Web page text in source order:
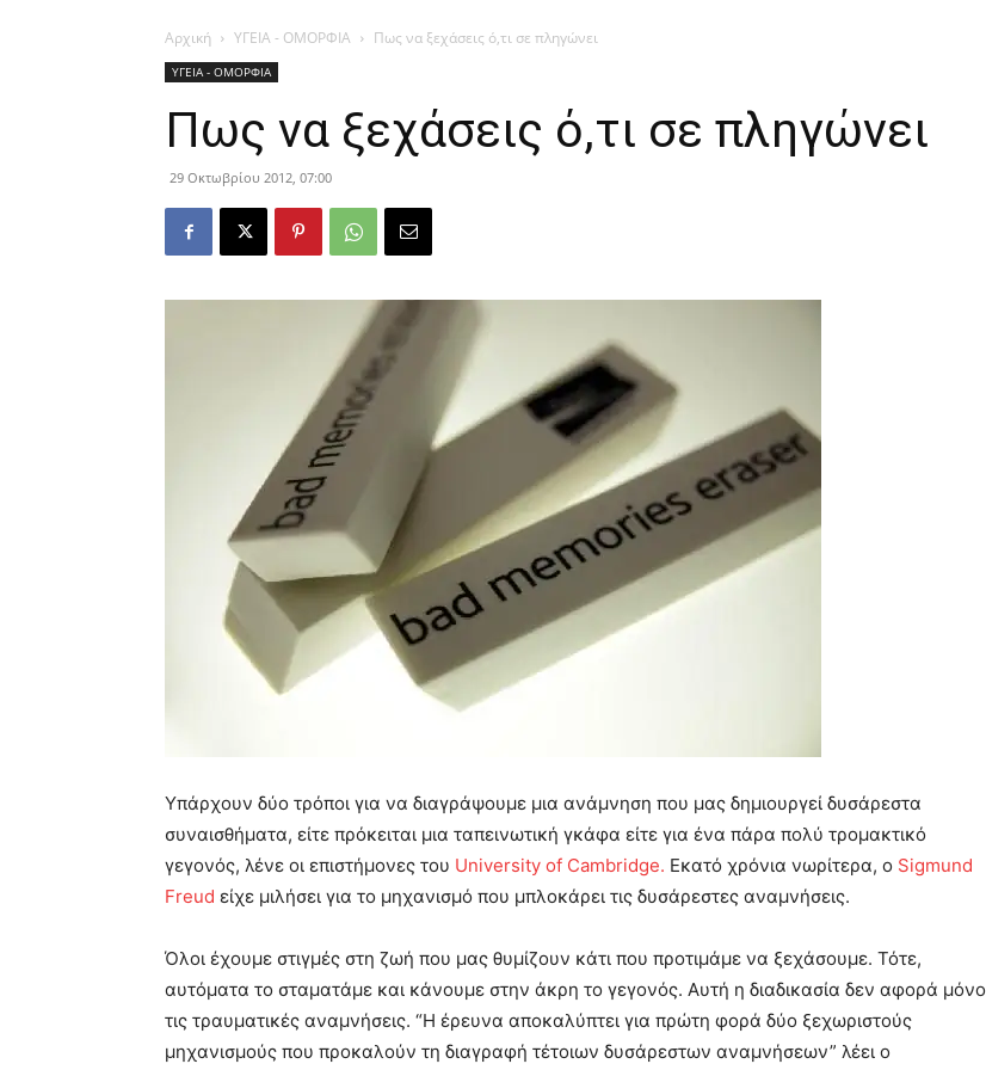
Αρχική ΥΓΕΙΑ - ΟΜΟΡΦΙΑ Πως να ξεχάσεις ό,τι σε πληγώνει
ΥΓΕΙΑ - ΟΜΟΡΦΙΑ
Πως να ξεχάσεις ό,τι σε πληγώνει
29 Οκτωβρίου 2012, 07:00
Υπάρχουν δύο τρόποι για να διαγράψουμε μια ανάμνηση που μας δημιουργεί δυσάρεστα
συναισθήματα, είτε πρόκειται μια ταπεινωτική γκάφα είτε για ένα πάρα πολύ τρομακτικό
γεγονός, λένε οι επιστήμονες του University of Cambridge. Εκατό χρόνια νωρίτερα, ο Sigmund
Freud είχε μιλήσει για το μηχανισμό που μπλοκάρει τις δυσάρεστες αναμνήσεις.
Όλοι έχουμε στιγμές στη ζωή που μας θυμίζουν κάτι που προτιμάμε να ξεχάσουμε. Τότε,
αυτόματα το σταματάμε και κάνουμε στην άκρη το γεγονός. Αυτή η διαδικασία δεν αφορά μόνο
τις τραυματικές αναμνήσεις. “Η έρευνα αποκαλύπτει για πρώτη φορά δύο ξεχωριστούς
μηχανισμούς που προκαλούν τη διαγραφή τέτοιων δυσάρεστων αναμνήσεων” λέει ο